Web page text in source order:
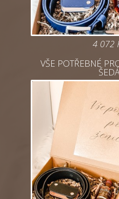
4 072
VŠE POTŘEBNÉ